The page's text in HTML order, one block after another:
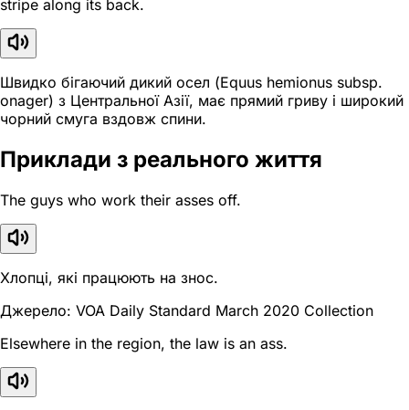
stripe along its back.
Швидко бігаючий дикий осел (Equus hemionus subsp.
onager) з Центральної Азії, має прямий гриву і широкий
чорний смуга вздовж спини.
Приклади з реального життя
The guys who work their asses off.
Хлопці, які працюють на знос.
Джерело: VOA Daily Standard March 2020 Collection
Elsewhere in the region, the law is an ass.